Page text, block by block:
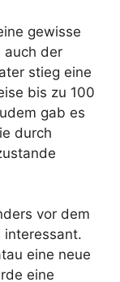
gewisse
auch der
stieg eine
bis zu 100
gab es
durch
vor dem
interessant.
eine neue
eine